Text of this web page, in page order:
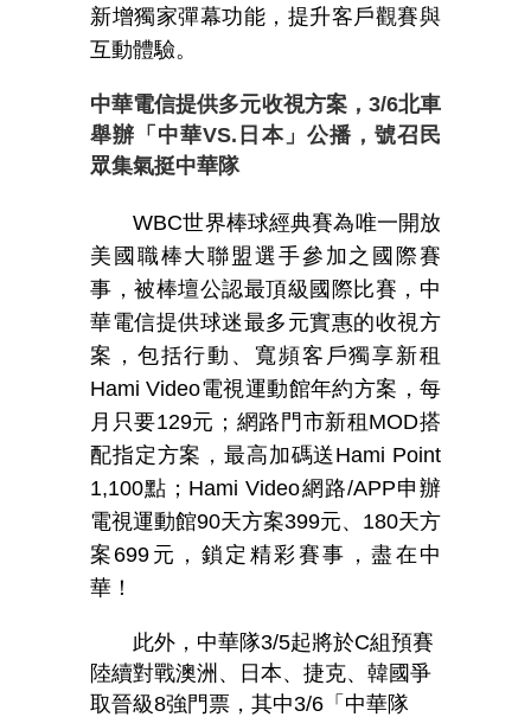
新增獨家彈幕功能，提升客戶觀賽與
互動體驗。
中華電信提供多元收視方案， 3/6北車
舉辦「中華VS. 日本」公播，號召民
眾集氣挺中華隊
WBC世界棒球經典賽為唯一開放
美國職棒大聯盟選手參加之國際賽
事，被棒壇公認最頂級國際比賽，中
華電信提供球迷最多元實惠的收視方
案，包括行動、寬頻客戶獨享新租
Hami Video電視運動館年約方案，每
月只要129元；網路門市新租 MOD搭
配指定方案，最高加碼送Hami Point
1,100點； Hami Video網路/APP申辦
電視運動館90天方案399元、 180天方
案 699 元，鎖定精彩賽事，盡在中
華！
此外，中華隊3/5起將於C組預賽
陸續對戰澳洲、日本、捷克、韓國爭
取晉級8強門票，其中3/6 「中華隊